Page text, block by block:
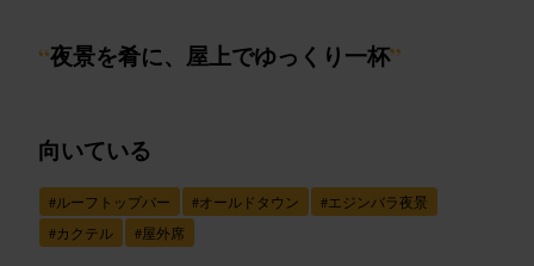
“夜景を肴に、屋上でゆっくり一杯”
向いている
#ルーフトップバー #オールドタウン #エジンバラ夜景
#カクテル #屋外席